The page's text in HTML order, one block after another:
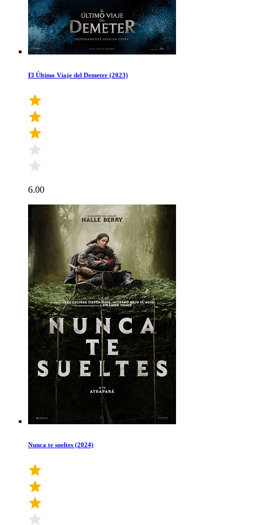
El Último Viaje del Demeter (2023)
6.00
Nunca te sueltes (2024)